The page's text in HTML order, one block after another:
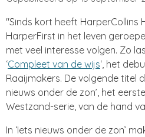
"Sinds kort heeft HarperCollins
HarperFirst in het leven
met veel interesse volgen. Zo
‘Compleet van de wijs‘, het
Raaijmakers. De volgende titel
nieuws onder de zon’, het
Westzand-serie, van de hand
In ‘Iets nieuws onder de zon’